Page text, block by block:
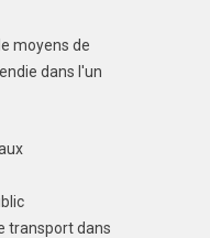
moyens de
dans l'un
transport dans